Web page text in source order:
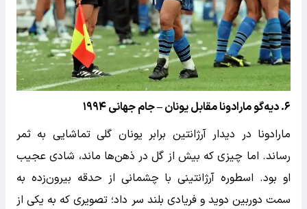
۶. دیه‌گو مارادونا مقابل یونان – جام جهانی ۱۹۹۴
مارادونا در دیدار آرژانتین برابر یونان گلی تماشایی به ثمر
رساند. اما چیزی که بیش از گل در ذهن‌ها ماند، شادی عجیب
او بود. اسطوره آرژانتینی با چشمانی از حدقه بیرون‌زده به
سمت دوربین دوید و فریادی بلند سر داد؛ تصویری که به یکی از